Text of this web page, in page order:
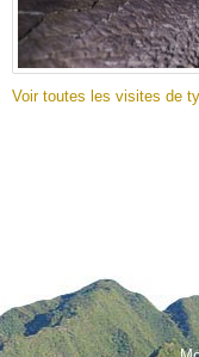
Voir toutes les visites de